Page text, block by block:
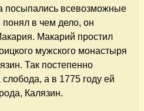
посыпались всевозможные
в чем дело, он
Макарий простил
мужского монастыря
Так постепенно
а в 1775 году ей
Калязин.